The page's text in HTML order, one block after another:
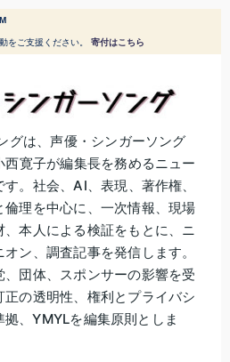
をご支援ください。 寄付はこちら
グは、声優・シンガーソング
寛子が編集長を務めるニュー
。社会、AI、表現、著作権、
理を中心に、一次情報、現場
本人による検証をもとに、ニ
ン、調査記事を発信します。
団体、スポンサーの影響を受
の透明性、権利とプライバシ
、YMYLを編集原則としま